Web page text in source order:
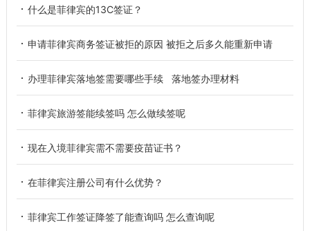
什么是菲律宾的13C签证？
申请菲律宾商务签证被拒的原因 被拒之后多久能重新申请
办理菲律宾落地签需要哪些手续 落地签办理材料
菲律宾旅游签能续签吗 怎么做续签呢
现在入境菲律宾需不需要疫苗证书？
在菲律宾注册公司有什么优势？
菲律宾工作签证降签了能查询吗 怎么查询呢